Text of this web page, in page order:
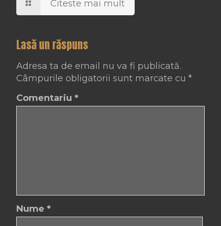
Citeste mai mult
Lasă un răspuns
Adresa ta de email nu va fi publicată.
Câmpurile obligatorii sunt marcate cu *
Comentariu *
Nume *